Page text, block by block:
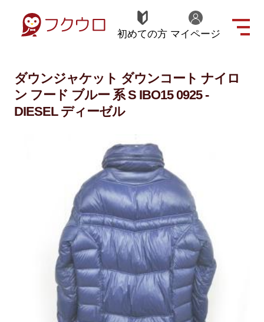
初めての方 マイページ
ダウンジャケット ダウンコート ナイロ
ン フード ブルー 系 S IBO15 0925 -
DIESEL ディーゼル